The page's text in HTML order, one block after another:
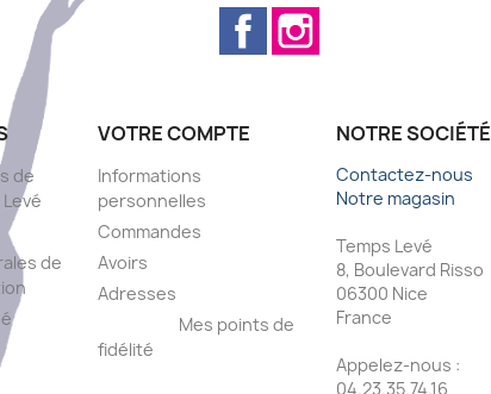
Facebook
de
de
VOTRE COMPTE
Informations
personnelles
Commandes
Avoirs
Adresses
Mes points de
fidélité
NOTRE SOCIÉTÉ
Contactez-nous
Notre magasin
Temps Levé
8, Boulevard Risso
06300 Nice
France
Appelez-nous :
04.23.35.74.16